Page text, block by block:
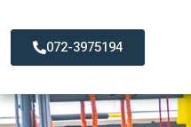
072-3975194